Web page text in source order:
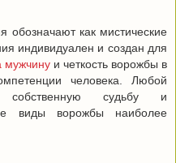
обозначают как мистические
индивидуален и создан для
мужчину и четкость ворожбы в
человека. Любой
собственную судьбу и
виды ворожбы наиболее